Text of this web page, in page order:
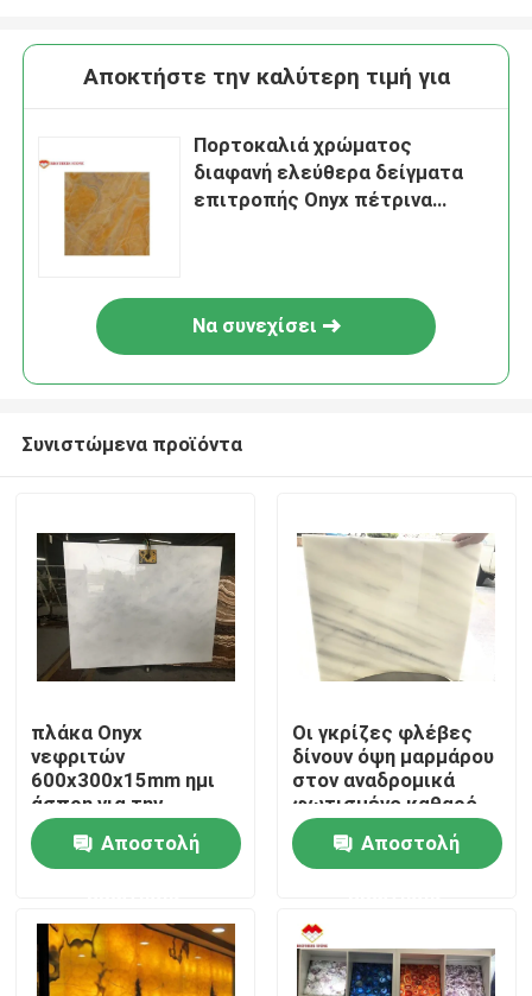
Σπίτι
Επαφές
Αποκτήστε την καλύτερη τιμή για
Πορτοκαλιά χρώματος
διαφανή ελεύθερα δείγματα
επιτροπής Onyx πέτρινα
Να συνεχίσει
Συνιστώμενα προϊόντα
πλάκα Onyx
νεφριτών
600x300x15mm ημι
άσπρη για την
εσωτερική
διακόσμησηΑποστολή
Οι γκρίζες φλέβες
δίνουν όψη μαρμάρου
στον αναδρομικά
φωτισμένο καθαρό
άσπρο νεφρίτη Onyx
Stone
Αποστολή